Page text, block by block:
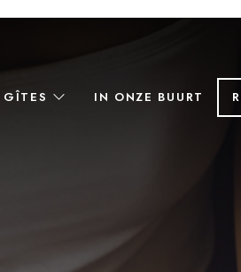
GÎTES IN ONZE BUURT